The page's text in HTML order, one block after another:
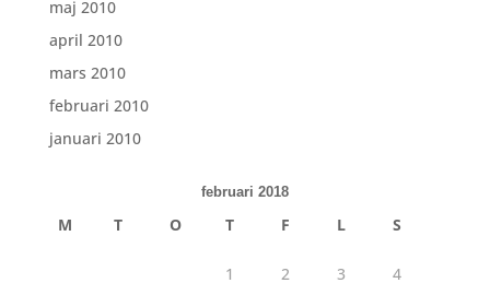
maj 2010
april 2010
mars 2010
februari 2010
januari 2010
februari 2018
M T O T F L S
1 2 3 4